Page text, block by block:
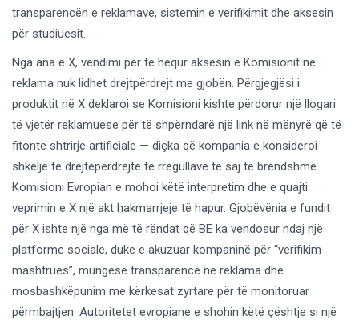
transparencën e reklamave, sistemin e verifikimit dhe aksesin
për studiuesit.
Nga ana e X, vendimi për të hequr aksesin e Komisionit në
reklama nuk lidhet drejtpërdrejt me gjobën. Përgjegjësi i
produktit në X deklaroi se Komisioni kishte përdorur një llogari
të vjetër reklamuese për të shpërndarë një link në mënyrë që të
fitonte shtrirje artificiale — diçka që kompania e konsideroi
shkelje të drejtëpërdrejtë të rregullave të saj të brendshme.
Komisioni Evropian e mohoi këtë interpretim dhe e quajti
veprimin e X një akt hakmarrjeje të hapur. Gjobëvënia e fundit
për X ishte një nga më të rëndat që BE ka vendosur ndaj një
platforme sociale, duke e akuzuar kompaninë për “verifikim
mashtrues”, mungesë transparence në reklama dhe
mosbashkëpunim me kërkesat zyrtare për të monitoruar
përmbajtjen. Autoritetet evropiane e shohin këtë çështje si një